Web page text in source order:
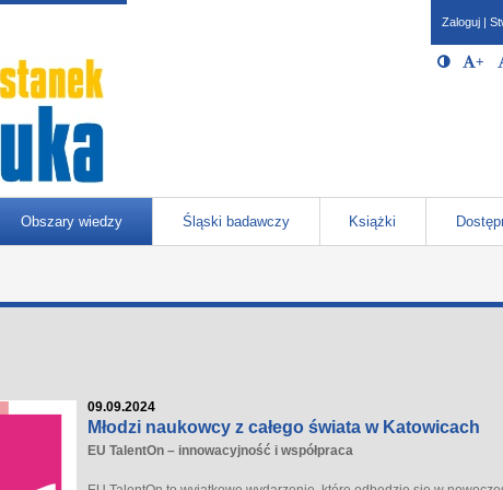
Obszary wiedzy Śląski badawczy Książki
Zaloguj |
Opcje
Włącz/
+
09.09.2024
Młodzi naukowcy z całego świata w Katowicach
EU TalentOn – innowacyjność i współpraca